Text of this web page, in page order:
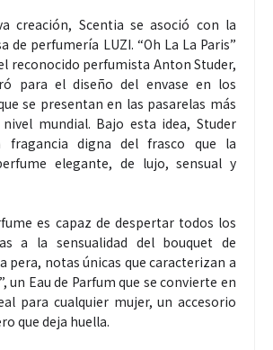
creación, Scentia se asoció con la
de perfumería LUZI. “Oh La La Paris”
reconocido perfumista Anton Studer,
para el diseño del envase en los
se presentan en las pasarelas más
mundial. Bajo esta idea, Studer
fragancia digna del frasco que la
elegante, de lujo, sensual y
es capaz de despertar todos los
a la sensualidad del bouquet de
pera, notas únicas que caracterizan a
un Eau de Parfum que se convierte en
para cualquier mujer, un accesorio
que deja huella.